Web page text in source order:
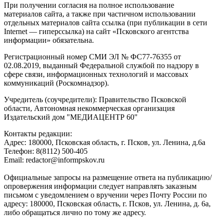
При получении согласия на полное использование
материалов сайта, а также при частичном использовании
отдельных материалов сайта ссылка (при публикации в сети
Internet — гиперссылка) на сайт «Псковского агентства
информации» обязательна.
Регистрационный номер СМИ ЭЛ № ФС77-76355 от
02.08.2019, выданный Федеральной службой по надзору в
сфере связи, информационных технологий и массовых
коммуникаций (Роскомнадзор).
Учредитель (соучредители): Правительство Псковской
области, Автономная некоммерческая организация
Издательский дом "МЕДИАЦЕНТР 60"
Контакты редакции:
Адреc: 180000, Псковская область, г. Псков, ул. Ленина, д.6а
Телефон: 8(8112) 500-405
Email: redactor@informpskov.ru
Официальные запросы на размещение ответа на публикацию/
опровержения информации следует направлять заказным
письмом с уведомлением о вручении через Почту России по
адресу: 180000, Псковская область, г. Псков, ул. Ленина, д. 6а,
либо обращаться лично по тому же адресу.